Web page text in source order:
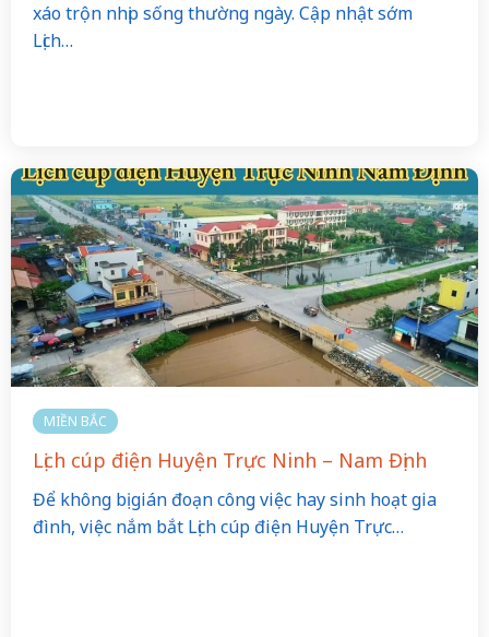
xáo trộn nhịp sống thường ngày. Cập nhật sớm
Lịch…
MIỀN BẮC
Lịch cúp điện Huyện Trực Ninh – Nam Định
Để không bị gián đoạn công việc hay sinh hoạt gia
đình, việc nắm bắt Lịch cúp điện Huyện Trực…